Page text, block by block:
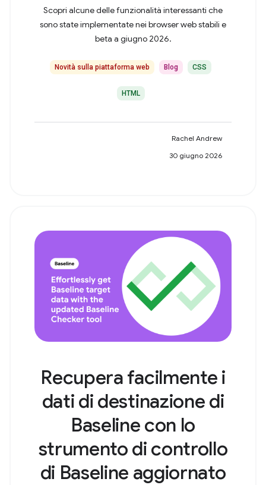
Scopri alcune delle funzionalità interessanti che
sono state implementate nei browser web stabili e
beta a giugno 2026.
Novità sulla piattaforma web Blog CSS
HTML
Rachel Andrew
30 giugno 2026
Recupera facilmente i
dati di destinazione di
Baseline con lo
strumento di controllo
di Baseline aggiornato